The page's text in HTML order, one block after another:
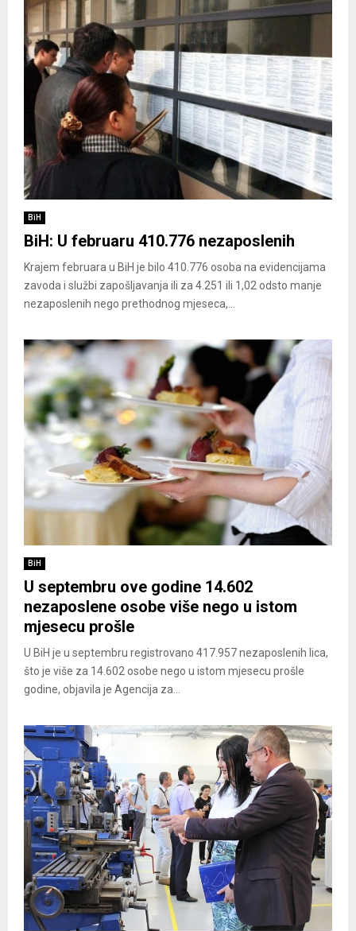
BiH
BiH: U februaru 410.776 nezaposlenih
Krajem februara u BiH je bilo 410.776 osoba na evidencijama
zavoda i službi zapošljavanja ili za 4.251 ili 1,02 odsto manje
nezaposlenih nego prethodnog mjeseca,...
BiH
U septembru ove godine 14.602
nezaposlene osobe više nego u istom
mjesecu prošle
U BiH je u septembru registrovano 417.957 nezaposlenih lica,
što je više za 14.602 osobe nego u istom mjesecu prošle
godine, objavila je Agencija za...